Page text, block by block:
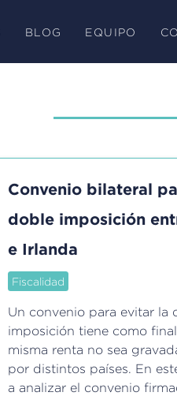
BLOG EQUIPO
Convenio bilateral
doble imposición
e Irlanda
Fiscalidad
Un convenio para evitar la
imposición tiene como
misma renta no sea
por distintos países. En
a analizar el convenio